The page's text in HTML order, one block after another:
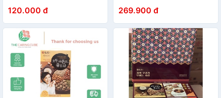
120.000 đ 269.900 đ